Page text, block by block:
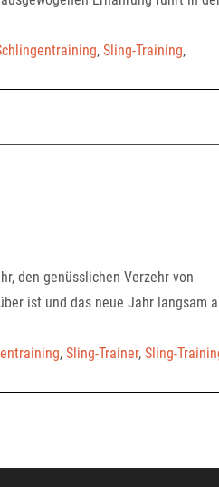
, Sling-Training,
den genüsslichen Verzehr von
ist und das neue Jahr langsam
, Sling-Trainer, Sling-